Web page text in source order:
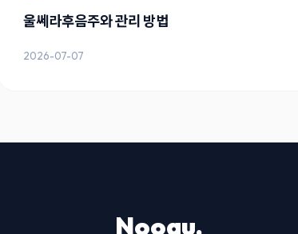
울쎄라후음주와 관리 방법
2026-07-07
Noogu.